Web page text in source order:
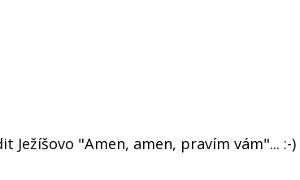
Ježíšovo "Amen, amen, pravím vám"... :-)